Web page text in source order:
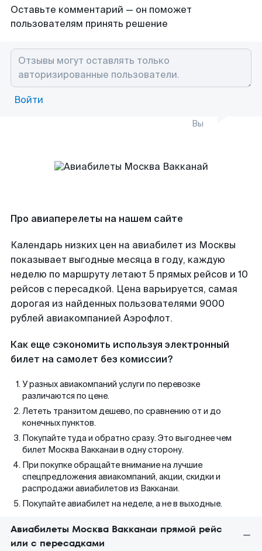
Оставьте комментарий — он поможет
пользователям принять решение
Войти
Вы
Про авиаперелеты на нашем сайте
Календарь низких цен на авиабилет из Москвы
показывает выгодные месяца в году, каждую
неделю по маршруту летают 5 прямых рейсов и 10
рейсов с пересадкой. Цена варьируется, самая
дорогая из найденных пользователями 9000
рублей авиакомпанией Аэрофлот.
Как еще сэкономить используя электронный
билет на самолет без комиссии?
У разных авиакомпаний услуги по перевозке
различаются по цене.
Лететь транзитом дешево, по сравнению от и до
конечных пунктов.
Покупайте туда и обратно сразу. Это выгоднее чем
билет Москва Вакканаи в одну сторону.
При покупке обращайте внимание на лучшие
спецпредложения авиакомпаний, акции, скидки и
распродажи авиабилетов из Вакканаи.
Покупайте авиабилет на неделе, а не в выходные.
Авиабилеты Москва Вакканаи прямой рейс
или с пересадками